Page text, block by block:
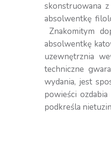
skonstruowana
absolwentkę
Znakomitym
absolwentkę
uzewnętrznia
techniczne
wydania, jest
powieści
podkreśla